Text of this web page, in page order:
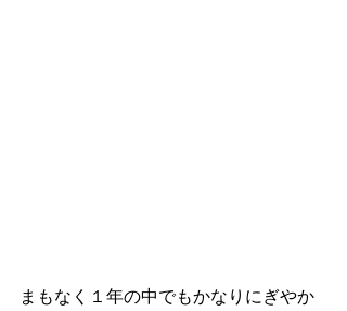
まもなく１年の中でもかなりにぎやか